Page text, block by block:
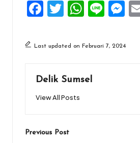
F
ce
o
T
tt
W
at
A
Li
e
M
se
Last updated on Februari 7, 2024
Delik Sumsel
View All Posts
Post
Previous Post